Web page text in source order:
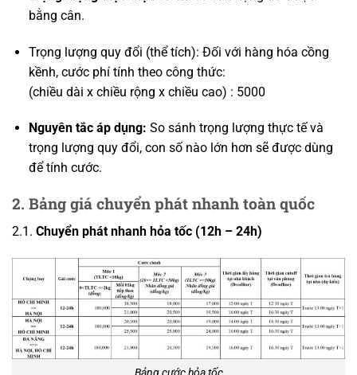
bằng cân.
Trọng lượng quy đổi (thể tích): Đối với hàng hóa cồng
kềnh, cước phí tính theo công thức:
(chiều dài x chiều rộng x chiều cao) : 5000
Nguyên tắc áp dụng: So sánh trọng lượng thực tế và
trọng lượng quy đổi, con số nào lớn hơn sẽ được dùng
để tính cước.
2. Bảng giá chuyển phát nhanh toàn quốc
2.1. Chuyển phát nhanh hỏa tốc (12h – 24h)